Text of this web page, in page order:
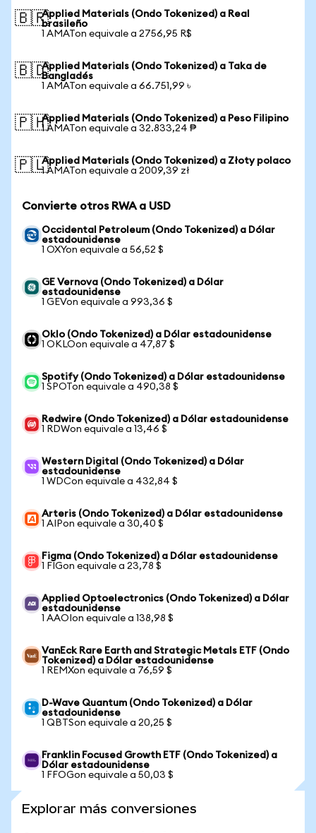
🇧🇷Applied Materials (Ondo Tokenized) a Real
brasileño
1 AMATon equivale a 2756,95 R$
🇧🇩Applied Materials (Ondo Tokenized) a Taka de
Bangladés
1 AMATon equivale a 66.751,99 ৳
🇵🇭Applied Materials (Ondo Tokenized) a Peso Filipino
1 AMATon equivale a 32.833,24 ₱
🇵🇱Applied Materials (Ondo Tokenized) a Złoty polaco
1 AMATon equivale a 2009,39 zł
Convierte otros RWA a USD
Occidental Petroleum (Ondo Tokenized) a Dólar
estadounidense
1 OXYon equivale a 56,52 $
GE Vernova (Ondo Tokenized) a Dólar
estadounidense
1 GEVon equivale a 993,36 $
Oklo (Ondo Tokenized) a Dólar estadounidense
1 OKLOon equivale a 47,87 $
Spotify (Ondo Tokenized) a Dólar estadounidense
1 SPOTon equivale a 490,38 $
Redwire (Ondo Tokenized) a Dólar estadounidense
1 RDWon equivale a 13,46 $
Western Digital (Ondo Tokenized) a Dólar
estadounidense
1 WDCon equivale a 432,84 $
Arteris (Ondo Tokenized) a Dólar estadounidense
1 AIPon equivale a 30,40 $
Figma (Ondo Tokenized) a Dólar estadounidense
1 FIGon equivale a 23,78 $
Applied Optoelectronics (Ondo Tokenized) a Dólar
estadounidense
1 AAOIon equivale a 138,98 $
VanEck Rare Earth and Strategic Metals ETF (Ondo
Tokenized) a Dólar estadounidense
1 REMXon equivale a 76,59 $
D-Wave Quantum (Ondo Tokenized) a Dólar
estadounidense
1 QBTSon equivale a 20,25 $
Franklin Focused Growth ETF (Ondo Tokenized) a
Dólar estadounidense
1 FFOGon equivale a 50,03 $
Explorar más conversiones